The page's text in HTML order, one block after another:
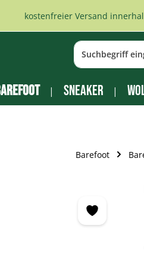
kostenfreier Versand
Sneaker
Barefoot